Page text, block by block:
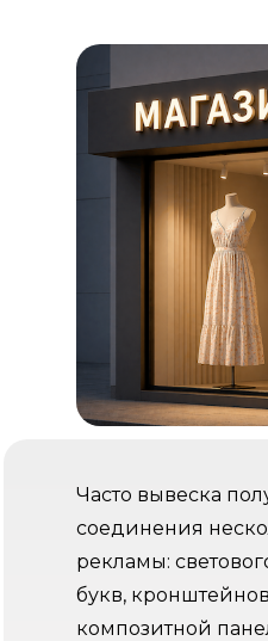
Часто вывеска
соединения
рекламы:
букв,
композитной